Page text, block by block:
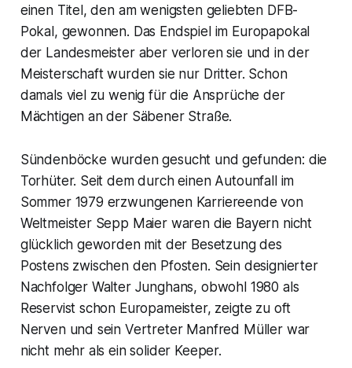
Otto Rehhagel ist das Duell Werder
Bremen gegen…
einen Titel, den am wenigsten geliebten DFB-
Pokal, gewonnen. Das Endspiel im Europapokal
der Landesmeister aber verloren sie und in der
Meisterschaft wurden sie nur Dritter. Schon
damals viel zu wenig für die Ansprüche der
Mächtigen an der Säbener Straße.
Sündenböcke wurden gesucht und gefunden: die
Torhüter. Seit dem durch einen Autounfall im
Sommer 1979 erzwungenen Karriereende von
Weltmeister Sepp Maier waren die Bayern nicht
glücklich geworden mit der Besetzung des
Postens zwischen den Pfosten. Sein designierter
Nachfolger Walter Junghans, obwohl 1980 als
Reservist schon Europameister, zeigte zu oft
Nerven und sein Vertreter Manfred Müller war
nicht mehr als ein solider Keeper.